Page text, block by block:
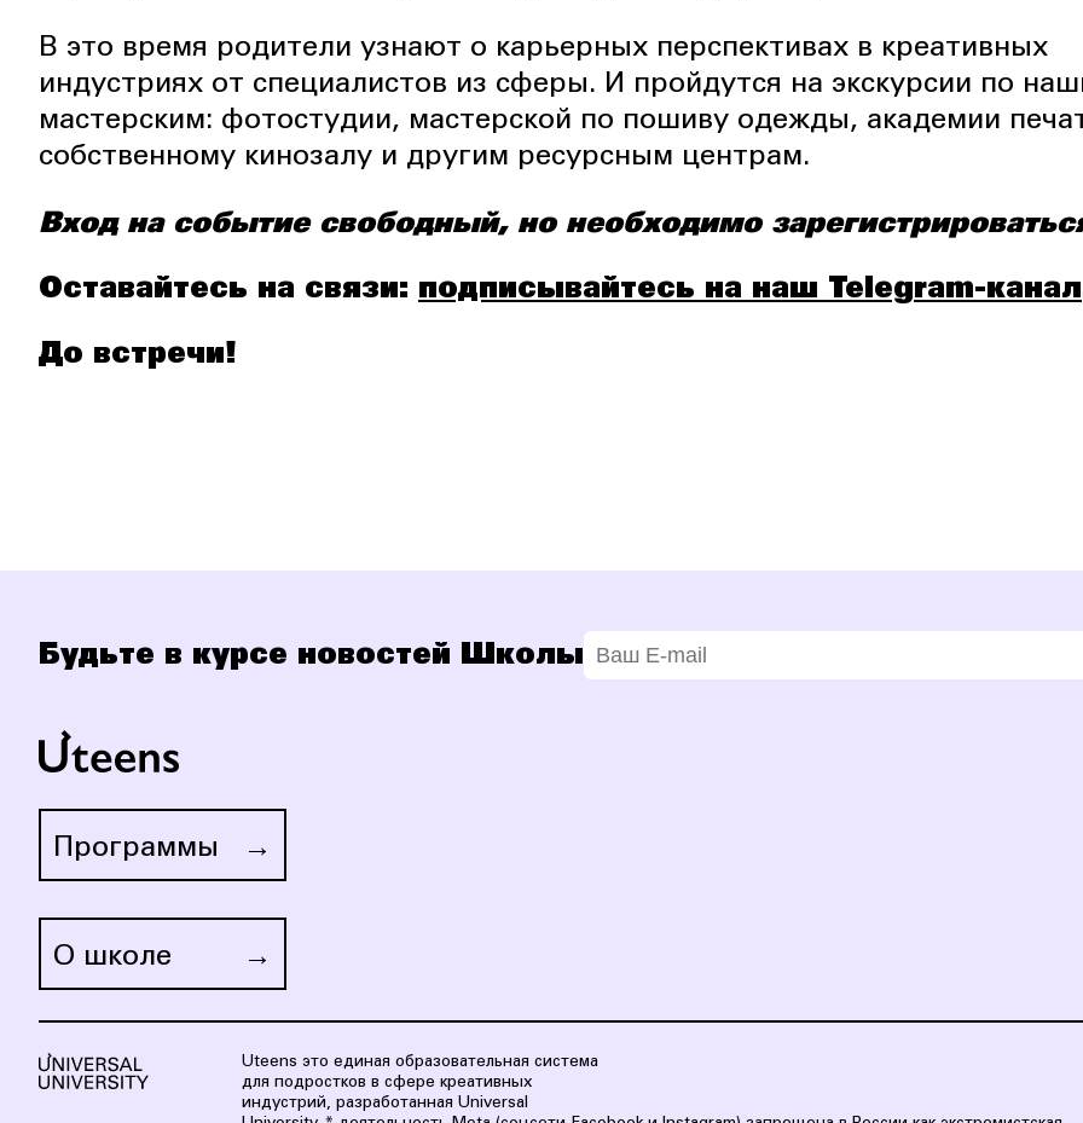
В это время родители узнают о карьерных перспективах в креативных
индустриях от специалистов из сферы. И пройдутся на экскурсии по
мастерским: фотостудии, мастерской по пошиву одежды, академии
собственному кинозалу и другим ресурсным центрам.
Вход на событие свободный, но необходимо
Оставайтесь на связи: подписывайтесь на наш Telegram-канал
До встречи!
Будьте в курсе новостей Школы
Программы
О школе
Uteens это eдиная образовательная система
для подростков в сфере креативных
индустрий, разработанная Universal